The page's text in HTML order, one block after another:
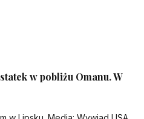
w pobliżu Omanu. W